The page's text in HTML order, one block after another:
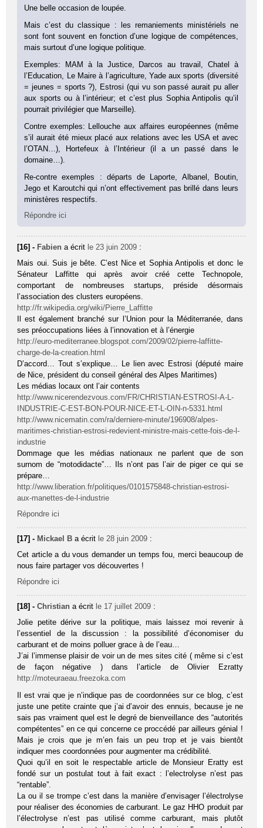
Une belle occasion de loupée.
Mais c’est du classique : les remaniements ministériels ne
sont font souvent en fonction d’une logique de compétences,
mais surtout d’une logique politique.
Exemples: MAM à la Justice, Darcos au travail, Chatel à
l’Education, Le Maire à l’agriculture, Yade aux sports (diversité
= jeunes = sports ?), Estrosi (qui vu son passé aurait pu aller
aux sports ou à l’intérieur; et c’est plus Sophia Antipolis qu’il
pourrait privilégier que Marseille).
Contre exemples: Lellouche aux affaires européennes (même
s’il aurait été mieux placé aux relations avec les USA et avec
l’OTAN…), Hortefeux à l’Intérieur (il a un passé dans le
domaine…).
Re-contre exemples : départs de Laporte, Albanel, Boutin,
Jego et Karoutchi qui n’ont effectivement pas brillé dans leurs
ministères respectifs.
Répondre ici
[16] - Fabien a écrit le 23 juin 2009 :
Mais oui. Suis je bête. C’est Nice et Sophia Antipolis et donc le
Sénateur Laffitte qui après avoir créé cette Technopole,
comportant de nombreuses startups, préside désormais
l’association des clusters européens.
http://fr.wikipedia.org/wiki/Pierre_Laffitte
Il est également branché sur l’Union pour la Méditerranée, dans
ses préoccupations liées à l’innovation et à l’énergie
http://euro-mediterranee.blogspot.com/2009/02/pierre-laffitte-
charge-de-la-creation.html
D’accord… Tout s’explique… Le lien avec Estrosi (député maire
de Nice, président du conseil général des Alpes Maritimes)
Les médias locaux ont l’air contents
http://www.nicerendezvous.com/FR/CHRISTIAN-ESTROSI-A-L-
INDUSTRIE-C-EST-BON-POUR-NICE-ET-L-OIN-n-5331.html
http://www.nicematin.com/ra/derniere-minute/196908/alpes-
maritimes-christian-estrosi-redevient-ministre-mais-cette-fois-de-l-
industrie
Dommage que les médias nationaux ne parlent que de son
surnom de “motodidacte”… Ils n’ont pas l’air de piger ce qui se
prépare…
http://www.liberation.fr/politiques/0101575848-christian-estrosi-
aux-manettes-de-l-industrie
Répondre ici
[17] - Mickael B a écrit le 28 juin 2009 :
Cet article a du vous demander un temps fou, merci beaucoup de
nous faire partager vos découvertes !
Répondre ici
[18] -Christian a écrit le 17 juillet 2009 :
Jolie petite dérive sur la politique, mais laissez moi revenir à
l’essentiel de la discussion : la possibilité d’économiser du
carburant et de moins polluer grace à de l’eau…
J’ai l’immense plaisir de voir un de mes sites cité ( même si c’est
de façon négative ) dans l’article de Olivier Ezratty
http://moteuraeau.freezoka.com
Il est vrai que je n’indique pas de coordonnées sur ce blog, c’est
juste une petite crainte que j’ai d’avoir des ennuis, because je ne
sais pas vraiment quel est le degré de bienveillance des “autorités
compétentes” en ce qui concerne ce proccédé par ailleurs génial !
Mais je crois que je m’en fais un peu trop et je vais bientôt
indiquer mes coordonnées pour augmenter ma crédibilité.
Quoi qu’il en soit le respectable article de Monsieur Eratty est
fondé sur un postulat tout à fait exact : l’electrolyse n’est pas
“rentable”.
La ou il se trompe c’est dans la manière d’envisager l’électrolyse
pour réaliser des économies de carburant. Le gaz HHO produit par
l’électrolyse n’est pas utilisé comme carburant, mais plutôt